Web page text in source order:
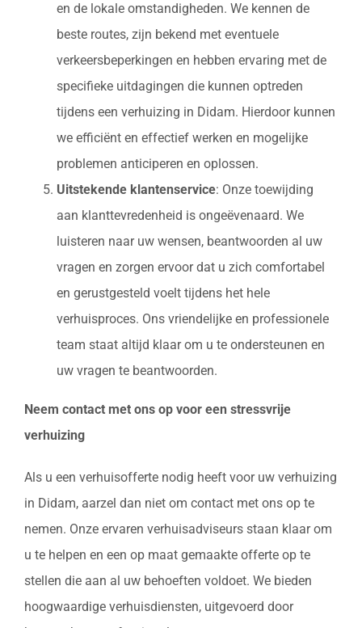
en de lokale omstandigheden. We kennen de
beste routes, zijn bekend met eventuele
verkeersbeperkingen en hebben ervaring met de
specifieke uitdagingen die kunnen optreden
tijdens een verhuizing in Didam. Hierdoor kunnen
we efficiënt en effectief werken en mogelijke
problemen anticiperen en oplossen.
Uitstekende klantenservice: Onze toewijding
aan klanttevredenheid is ongeëvenaard. We
luisteren naar uw wensen, beantwoorden al uw
vragen en zorgen ervoor dat u zich comfortabel
en gerustgesteld voelt tijdens het hele
verhuisproces. Ons vriendelijke en professionele
team staat altijd klaar om u te ondersteunen en
uw vragen te beantwoorden.
Neem contact met ons op voor een stressvrije
verhuizing
Als u een verhuisofferte nodig heeft voor uw verhuizing
in Didam, aarzel dan niet om contact met ons op te
nemen. Onze ervaren verhuisadviseurs staan klaar om
u te helpen en een op maat gemaakte offerte op te
stellen die aan al uw behoeften voldoet. We bieden
hoogwaardige verhuisdiensten, uitgevoerd door